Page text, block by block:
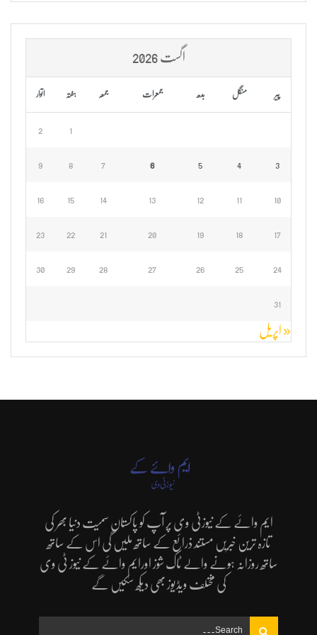
اگست 2026
پیر منگل بدھ جمعرات جمعہ ہفتہ اتوار
1
2
3
4
5
6
7
8
9
10
11
12
13
14
15
16
17
18
19
20
21
22
23
24
25
26
27
28
29
30
31
« اپریل
ایم وائے کے نیوزٹی وی پر آپ کو پاکستان سمیت دنیا بھر کی
تازہ ترین خبریں مستند ذرائع کے ساتھ ملیں گی اس کے ساتھ
ساتھ روزانہ ہونے والے ٹاک شوز اورایم وائے کے نیوز ٹی وی
کی مختلف ویڈیوز بھی دیکھ سکیں گے